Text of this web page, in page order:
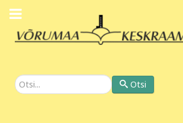
Otsi Otsi